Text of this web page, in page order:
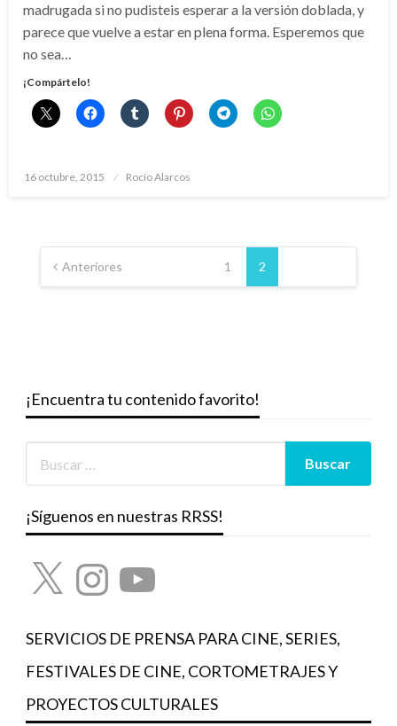
madrugada si no pudisteis esperar a la versión doblada, y
parece que vuelve a estar en plena forma. Esperemos que
no sea…
¡Compártelo!
Publicado
16 octubre, 2015 Rocío Alarcos
Paginación
de
entradas
Anteriores 1 2
¡Encuentra tu contenido favorito!
¡Síguenos en nuestras RRSS!
X InstagramYouTube
SERVICIOS DE PRENSA PARA CINE, SERIES,
FESTIVALES DE CINE, CORTOMETRAJES Y
PROYECTOS CULTURALES